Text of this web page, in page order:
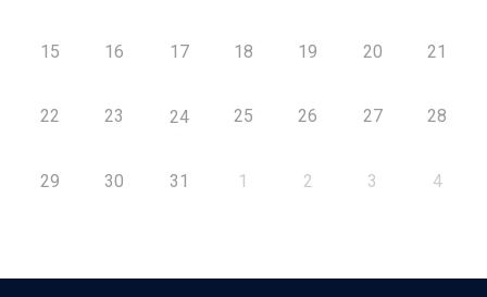
15 16 17 18 19 20 21
22 23 24 25 26 27 28
29 30 31 1 2 3 4